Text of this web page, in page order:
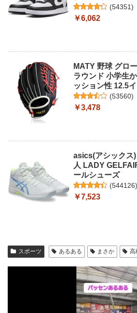
(54351)
￥6,062
MATY 野球 グロ
ラウンド 小学生
ッション性 12.5
(53560)
￥3,478
asics(アシックス
人 LADY
ールシューズ
(544126)
￥7,523
スポーツ あるある まさか 高